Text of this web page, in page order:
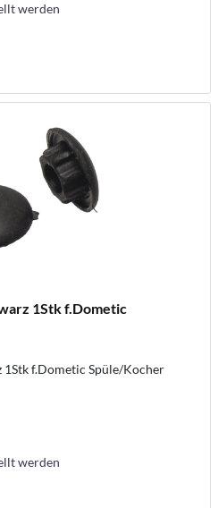
werden
1Stk f.Dometic
1Stk f.Dometic Spüle/Kocher
werden